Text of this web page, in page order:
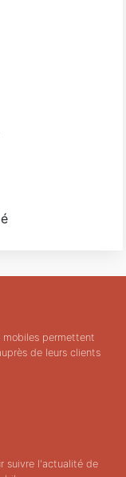
permettent
de leurs clients
suivre l'actualité de